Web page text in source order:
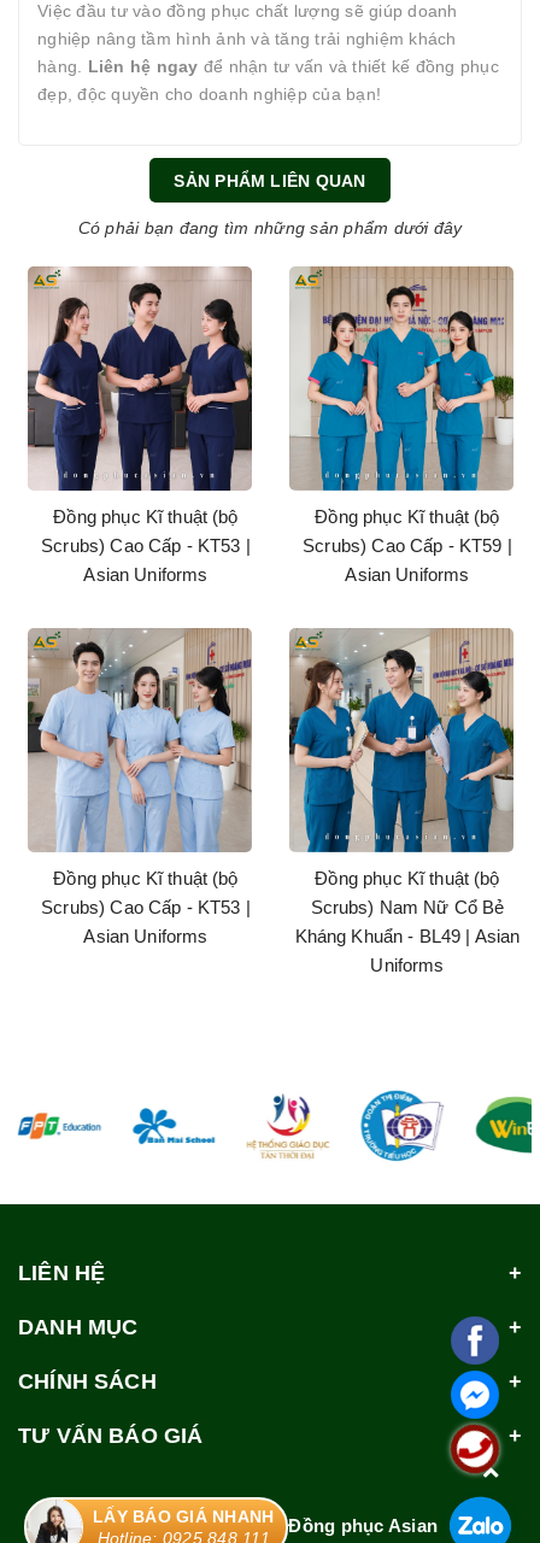
Việc đầu tư vào đồng phục chất lượng sẽ giúp doanh
nghiệp nâng tầm hình ảnh và tăng trải nghiệm khách
hàng. Liên hệ ngay để nhận tư vấn và thiết kế đồng phục
đẹp, độc quyền cho doanh nghiệp của bạn!
SẢN PHẨM LIÊN QUAN
Có phải bạn đang tìm những sản phẩm dưới đây
Đồng phục Kĩ thuật (bộ
Scrubs) Cao Cấp - KT53 |
Asian Uniforms
Đồng phục Kĩ thuật (bộ
Scrubs) Cao Cấp - KT53 |
Asian Uniforms
Đồng phục Kĩ thuật (bộ
Scrubs) Cao Cấp - KT59 |
Asian Uniforms
Đồng phục Kĩ thuật (bộ
Scrubs) Nam Nữ Cổ Bẻ
Kháng Khuẩn - BL49 | Asian
Uniforms
LIÊN HỆ
DANH MỤC
CHÍNH SÁCH
TƯ VẤN BÁO GIÁ
© Bản quyền thuộc vềĐồng phục Asian
LẤY BÁO GIÁ NHANH
Hotline: 0925 848 111